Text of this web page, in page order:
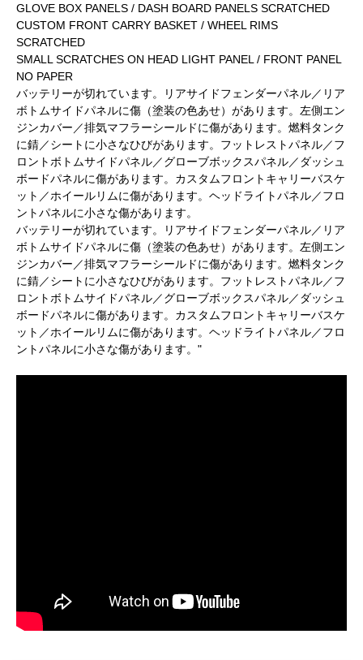
GLOVE BOX PANELS / DASH BOARD PANELS SCRATCHED
CUSTOM FRONT CARRY BASKET / WHEEL RIMS
SCRATCHED
SMALL SCRATCHES ON HEAD LIGHT PANEL / FRONT PANEL
NO PAPER
バッテリーが切れています。リアサイドフェンダーパネル／リア
ボトムサイドパネルに傷（塗装の色あせ）があります。左側エン
ジンカバー／排気マフラーシールドに傷があります。燃料タンク
に錆／シートに小さなひびがあります。フットレストパネル／フ
ロントボトムサイドパネル／グローブボックスパネル／ダッシュ
ボードパネルに傷があります。カスタムフロントキャリーバスケ
ット／ホイールリムに傷があります。ヘッドライトパネル／フロ
ントパネルに小さな傷があります。
バッテリーが切れています。リアサイドフェンダーパネル／リア
ボトムサイドパネルに傷（塗装の色あせ）があります。左側エン
ジンカバー／排気マフラーシールドに傷があります。燃料タンク
に錆／シートに小さなひびがあります。フットレストパネル／フ
ロントボトムサイドパネル／グローブボックスパネル／ダッシュ
ボードパネルに傷があります。カスタムフロントキャリーバスケ
ット／ホイールリムに傷があります。ヘッドライトパネル／フロ
ントパネルに小さな傷があります。"